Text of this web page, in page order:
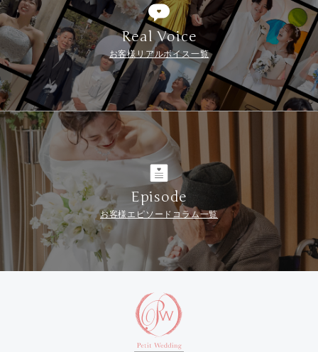
Real Voice
お客様リアルボイス一覧
Episode
お客様エピソードコラム一覧